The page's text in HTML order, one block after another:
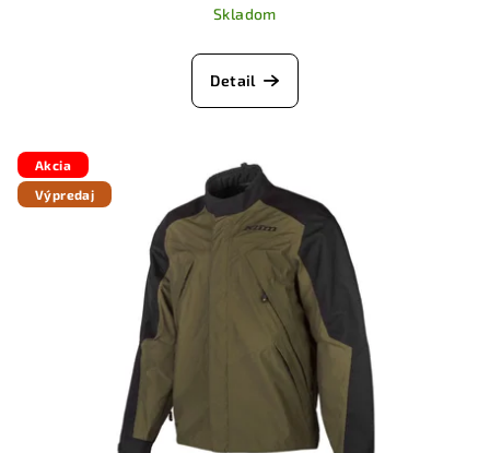
Skladom
Detail
Akcia
Výpredaj